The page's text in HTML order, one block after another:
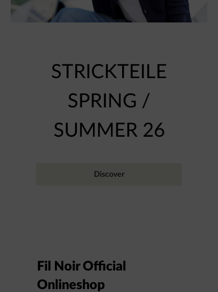
STRICKTEILE
SPRING /
SUMMER 26
Discover
Fil Noir Official
Onlineshop